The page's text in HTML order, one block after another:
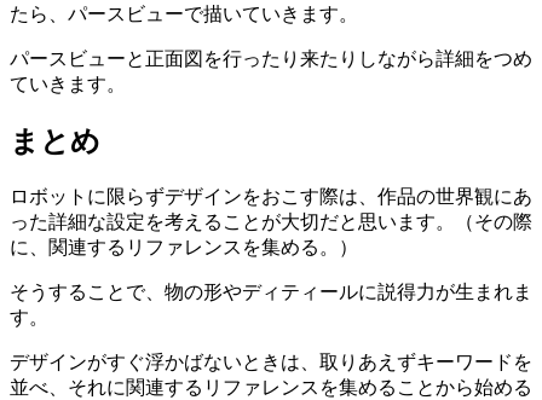
たら、パースビューで描いていきます。
パースビューと正面図を行ったり来たりしながら詳細をつめ
ていきます。
まとめ
ロボットに限らずデザインをおこす際は、作品の世界観にあ
った詳細な設定を考えることが大切だと思います。（その際
に、関連するリファレンスを集める。）
そうすることで、物の形やディティールに説得力が生まれま
す。
デザインがすぐ浮かばないときは、取りあえずキーワードを
並べ、それに関連するリファレンスを集めることから始める